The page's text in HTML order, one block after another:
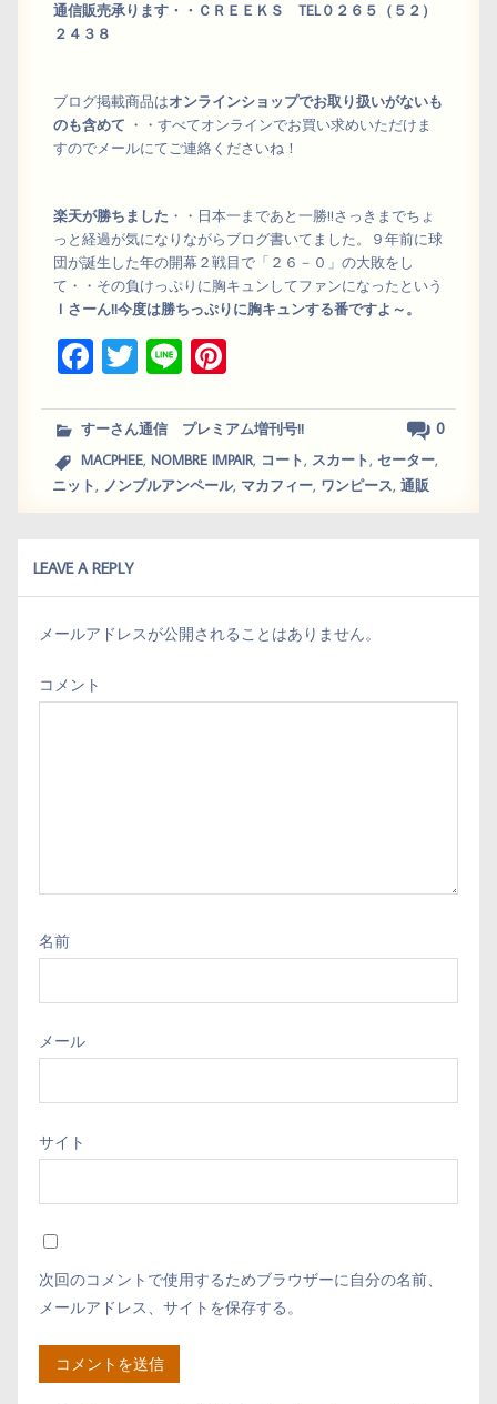
通信販売承ります・・ＣＲＥＥＫＳ TEL０２６５（５２）
２４３８
ブログ掲載商品はオンラインショップでお取り扱いがないも
のも含めて ・・すべてオンラインでお買い求めいただけま
すのでメールにてご連絡くださいね！
楽天が勝ちました ・・日本一まであと一勝!!さっきまでちょ
っと経過が気になりながらブログ書いてました。９年前に球
団が誕生した年の開幕２戦目で「２６－０」の大敗をし
て・・その負けっぷりに胸キュンしてファンになったという
Ｉさーん!!今度は勝ちっぷりに胸キュンする番ですよ～。
Fa
bo
ok
T
tt
er
Li
er
es
t
0
すーさん通信 プレミアム増刊号!!
MACPHEE,NOMBRE IMPAIR, コート, スカート, セーター,
ニット, ノンブルアンペール, マカフィー, ワンピース,通販
LEAVE A REPLY
メールアドレスが公開されることはありません。
コメント
名前
メール
サイト
次回のコメントで使用するためブラウザーに自分の名前、
メールアドレス、サイトを保存する。